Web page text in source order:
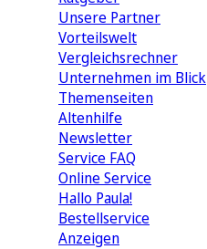
Unsere Partner
Vorteilswelt
Vergleichsrechner
Unternehmen im Blick
Themenseiten
Altenhilfe
Newsletter
Service FAQ
Online Service
Hallo Paula!
Bestellservice
Anzeigen